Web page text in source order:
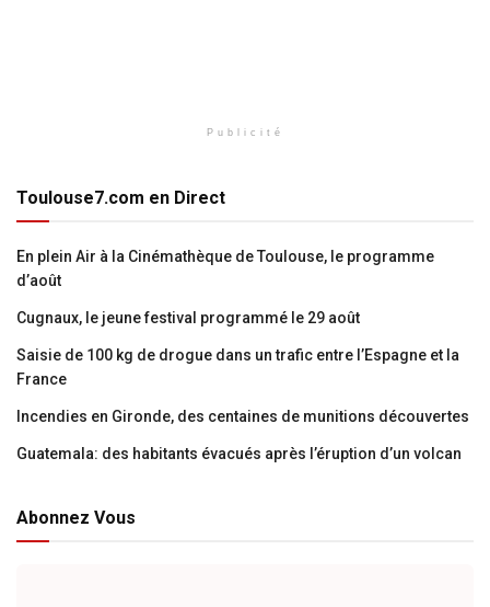
Publicité
Toulouse7.com en Direct
En plein Air à la Cinémathèque de Toulouse, le programme
d’août
Cugnaux, le jeune festival programmé le 29 août
Saisie de 100 kg de drogue dans un trafic entre l’Espagne et la
France
Incendies en Gironde, des centaines de munitions découvertes
Guatemala: des habitants évacués après l’éruption d’un volcan
Abonnez Vous